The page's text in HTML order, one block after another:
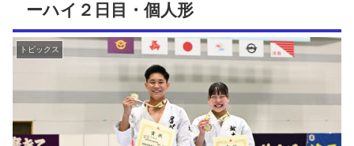
ーハイ２日目・個人形
トピックス